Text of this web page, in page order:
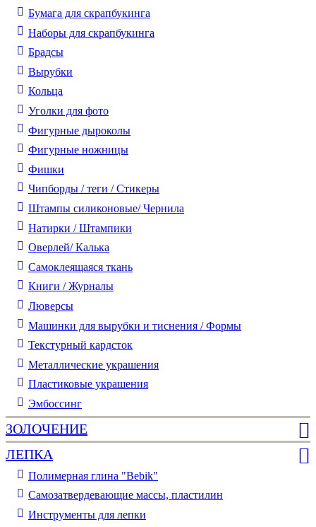
Бумага для скрапбукинга
Наборы для скрапбукинга
Брадсы
Вырубки
Кольца
Уголки для фото
Фигурные дыроколы
Фигурные ножницы
Фишки
Чипборды / теги / Стикеры
Штампы силиконовые/ Чернила
Натирки / Штампики
Оверлей/ Калька
Самоклеящаяся ткань
Книги / Журналы
Люверсы
Машинки для вырубки и тиснения / Формы
Текстурный кардсток
Металлические украшения
Пластиковые украшения
Эмбоссинг
ЗОЛОЧЕНИЕ
ЛЕПКА
Полимерная глина "Bebik"
Самозатвердевающие массы, пластилин
Инструменты для лепки